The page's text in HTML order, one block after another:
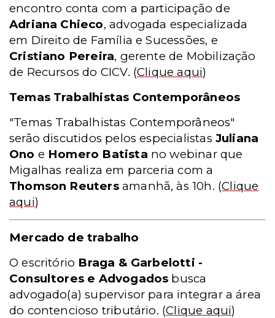
encontro conta com a participação de
Adriana Chieco, advogada especializada
em Direito de Família e Sucessões, e
Cristiano Pereira, gerente de Mobilização
de Recursos do CICV. (Clique aqui)
Temas Trabalhistas Contemporâneos
"Temas Trabalhistas Contemporâneos"
serão discutidos pelos especialistas Juliana
Ono e Homero Batista no webinar que
Migalhas realiza em parceria com a
Thomson Reutersamanhã, às 10h. (Clique
aqui)
Mercado de trabalho
O escritório Braga & Garbelotti -
Consultores e Advogados busca
advogado(a) supervisor para integrar a área
do contencioso tributário. (Clique aqui)